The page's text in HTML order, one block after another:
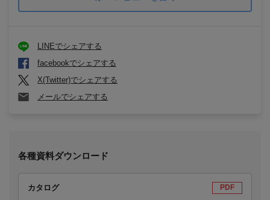
LINEでシェアする
facebookでシェアする
X(Twitter)でシェアする
メールでシェアする
各種資料ダウンロード
カタログ PDF